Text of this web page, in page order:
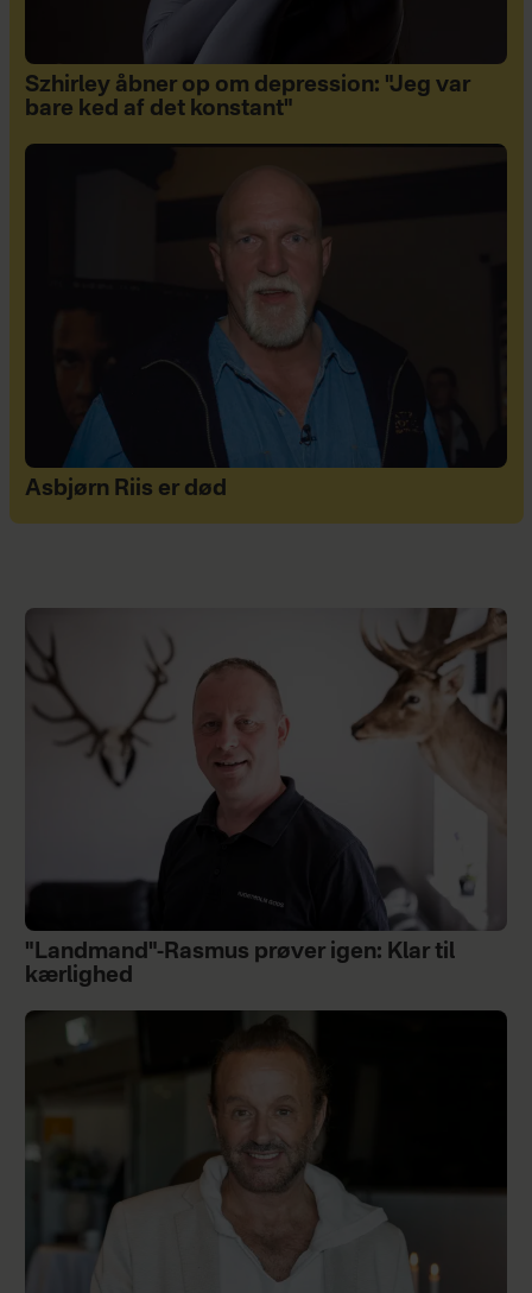
Szhirley åbner op om depression: "Jeg var
bare ked af det konstant"
Asbjørn Riis er død
"Landmand"-Rasmus prøver igen: Klar til
kærlighed